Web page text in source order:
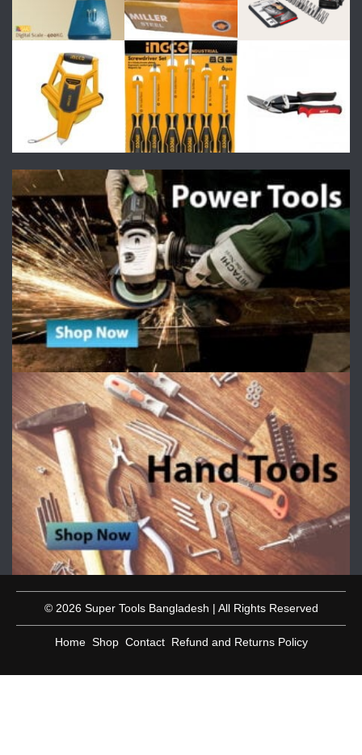
© 2026 Super Tools Bangladesh | All Rights Reserved
Home Shop Contact Refund and Returns Policy